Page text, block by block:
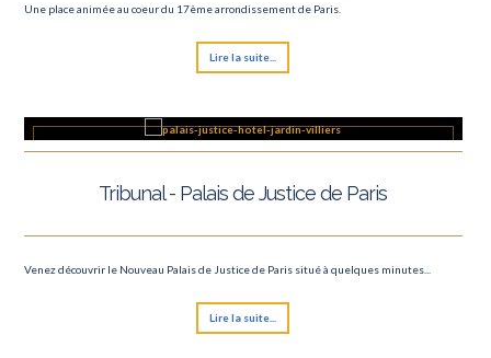
Une place animée au coeur du 17ème arrondissement de Paris.
Lire la suite...
Tribunal - Palais de Justice de Paris
Venez découvrir le Nouveau Palais de Justice de Paris situé à quelques minutes...
Lire la suite...